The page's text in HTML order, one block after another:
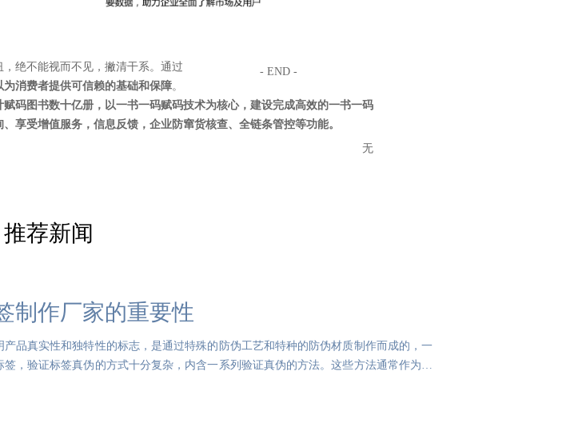
绝不能视而不见，撇清干系。通过
消费者提供可信赖的基础和保障。
码图书数十亿册，以一书一码赋码技术为核心，建设完成高效的一书一码
享受增值服务，信息反馈，企业防窜货核查、全链条管控等功能。
- END -
无
推荐新闻
制作厂家的重要性
产品真实性和独特性的标志，是通过特殊的防伪工艺和特种的防伪材质制作而成的，一
，验证标签真伪的方式十分复杂，内含一系列验证真伪的方法。这些方法通常作为企